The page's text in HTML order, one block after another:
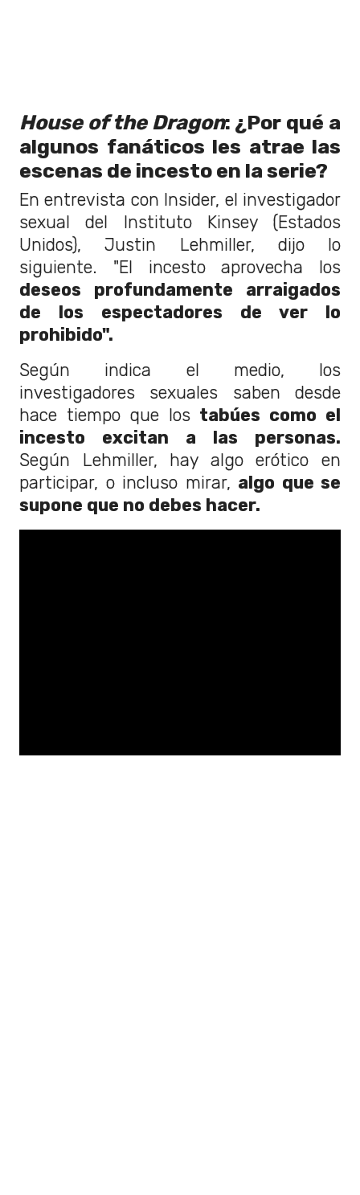
House of the Dragon: ¿Por qué a
algunos fanáticos les atrae las
escenas de incesto en la serie?
En entrevista con Insider, el investigador
sexual del Instituto Kinsey (Estados
Unidos), Justin Lehmiller, dijo lo
siguiente. "El incesto aprovecha los
deseos profundamente arraigados
de los espectadores de ver lo
prohibido".
Según indica el medio, los
investigadores sexuales saben desde
hace tiempo que los tabúes como el
incesto excitan a las personas.
Según Lehmiller, hay algo erótico en
participar, o incluso mirar, algo que se
supone que no debes hacer.